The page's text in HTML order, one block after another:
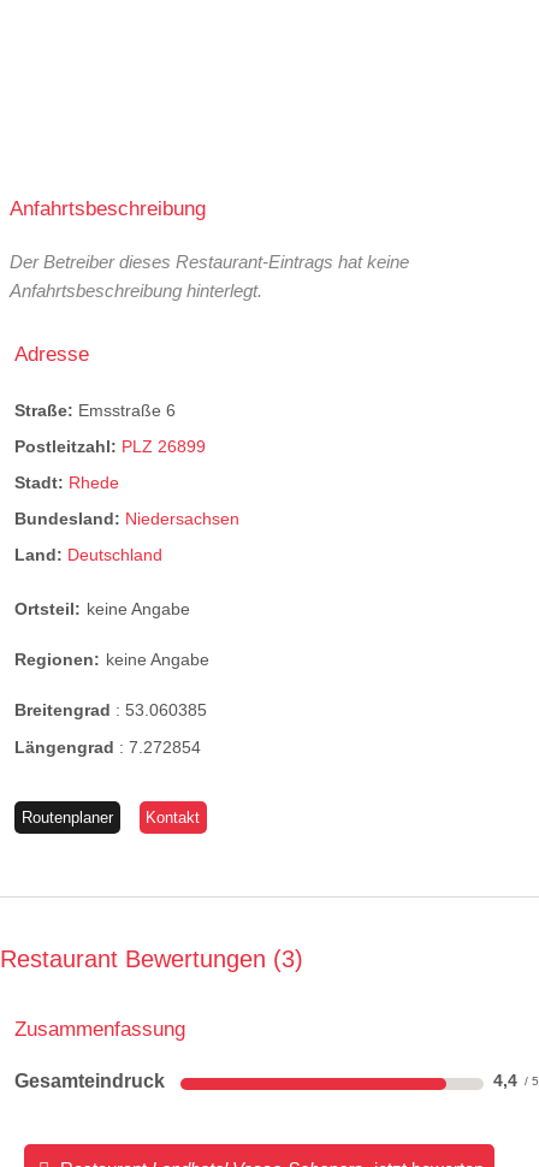
Anfahrtsbeschreibung
Der Betreiber dieses Restaurant-Eintrags hat keine
Anfahrtsbeschreibung hinterlegt.
Adresse
Straße: Emsstraße 6
Postleitzahl: PLZ 26899
Stadt: Rhede
Bundesland: Niedersachsen
Land: Deutschland
Ortsteil: keine Angabe
Regionen: keine Angabe
Breitengrad : 53.060385
Längengrad : 7.272854
Routenplaner Kontakt
Restaurant Bewertungen 3
Zusammenfassung
Gesamteindruck 4,4